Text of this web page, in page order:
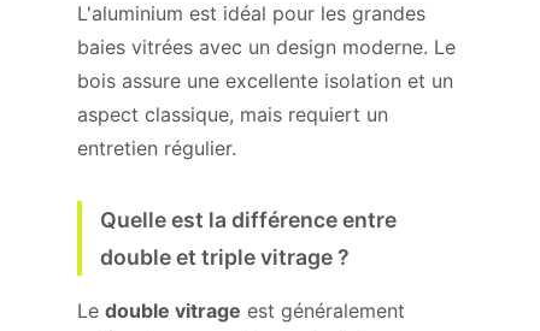
L'aluminium est idéal pour les grandes
baies vitrées avec un design moderne. Le
bois assure une excellente isolation et un
aspect classique, mais requiert un
entretien régulier.
Quelle est la différence entre
double et triple vitrage ?
Le double vitrage est généralement